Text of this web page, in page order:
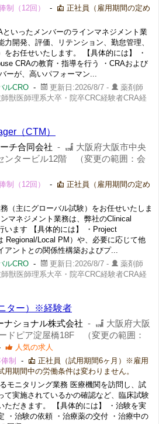
制（12回） -
正社員（雇用期間の定め
といったメンバーのラインマネジメント業
開発、評価、リテンション、勤怠管理、
をお任せいたします。 【具体的には】 ・
CRAの教育・指導を行う ・CRAおよび
ーが、高いパフォーマン...
ルCRO - 更新日:2026/8/7 -
薬剤師
獣医師理系大卒・院卒CRC経験者CRA経
（CTM）
チ合同会社 -
大阪府大阪市中央
ンタービル12階 （変更の範囲：会
制（12回） -
正社員（雇用期間の定め
（主にグローバル試験）をお任せいたしま
マネジメント業務は、弊社のClinical
います 【具体的には】 ・Project
Regional/Local PM）や、必要に応じて他
ントとの関係性構築およびプ...
ルCRO - 更新日:2026/8/7 -
薬剤師
獣医師理系大卒・院卒CRC経験者CRA経
ター）※経験者
ナショナル株式会社 -
大阪府大阪
ドピア淀屋橋18F （変更の範囲：
人気の求人
制
-
正社員（試用期間6ヶ月）※雇用
期間中の労働条件は変わりません。
モニタリング業務 医療機関を訪問し、試
て実施されているかの確認など、臨床試験
ただきます。 【具体的には】 ・治験を実
・治験の依頼 ・治療薬の交付 ・治療中の